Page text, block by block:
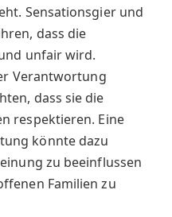
Sensationsgier und
dass die
unfair wird.
Verantwortung
dass sie die
respektieren. Eine
könnte dazu
zu beeinflussen
Familien zu